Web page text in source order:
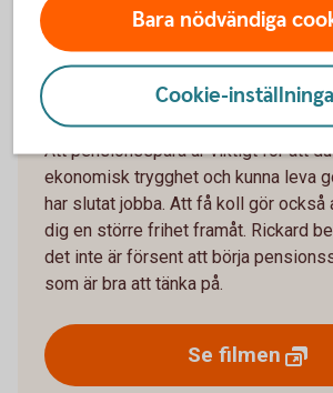
Rickard ger sina bästa
pensionstips!
Att pensionsspara är viktigt för att
ekonomisk trygghet och kunna leva
har slutat jobba. Att få koll gör också
dig en större frihet framåt. Rickard
det inte är försent att börja
som är bra att tänka på.
Se filmen
Bara nödvändiga
Cookie-